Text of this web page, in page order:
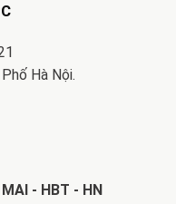
Hà Nội.
- HBT - HN